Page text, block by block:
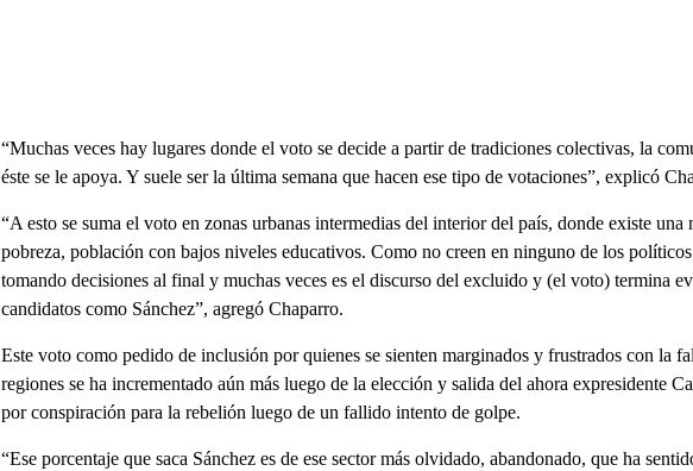
“Muchas veces hay lugares donde el voto se decide a partir de tradiciones colectivas, la
éste se le apoya. Y suele ser la última semana que hacen ese tipo de votaciones”, explicó
“A esto se suma el voto en zonas urbanas intermedias del interior del país, donde existe
pobreza, población con bajos niveles educativos. Como no creen en ninguno de los
tomando decisiones al final y muchas veces es el discurso del excluido y (el voto) termina
candidatos como Sánchez”, agregó Chaparro.
Este voto como pedido de inclusión por quienes se sienten marginados y frustrados con la
regiones se ha incrementado aún más luego de la elección y salida del ahora expresidente
por conspiración para la rebelión luego de un fallido intento de golpe.
“Ese porcentaje que saca Sánchez es de ese sector más olvidado, abandonado, que ha